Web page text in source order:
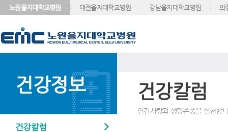
노원을지대학교병원 대전을지대학교병원 강남을지대학교병원 의
건강정보
건강칼럼
건강칼럼
인간사랑과 생명존중을 실천합